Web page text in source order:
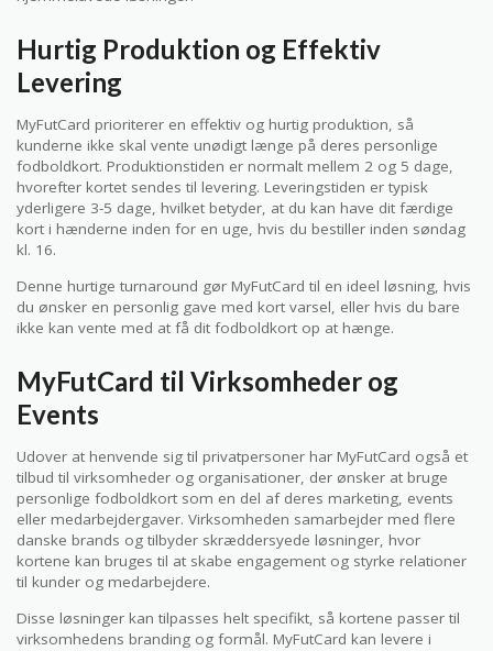
Hurtig Produktion og Effektiv
Levering
MyFutCard prioriterer en effektiv og hurtig produktion, så
kunderne ikke skal vente unødigt længe på deres personlige
fodboldkort. Produktionstiden er normalt mellem 2 og 5 dage,
hvorefter kortet sendes til levering. Leveringstiden er typisk
yderligere 3-5 dage, hvilket betyder, at du kan have dit færdige
kort i hænderne inden for en uge, hvis du bestiller inden søndag
kl. 16.
Denne hurtige turnaround gør MyFutCard til en ideel løsning, hvis
du ønsker en personlig gave med kort varsel, eller hvis du bare
ikke kan vente med at få dit fodboldkort op at hænge.
MyFutCard til Virksomheder og
Events
Udover at henvende sig til privatpersoner har MyFutCard også et
tilbud til virksomheder og organisationer, der ønsker at bruge
personlige fodboldkort som en del af deres marketing, events
eller medarbejdergaver. Virksomheden samarbejder med flere
danske brands og tilbyder skræddersyede løsninger, hvor
kortene kan bruges til at skabe engagement og styrke relationer
til kunder og medarbejdere.
Disse løsninger kan tilpasses helt specifikt, så kortene passer til
virksomhedens branding og formål. MyFutCard kan levere i